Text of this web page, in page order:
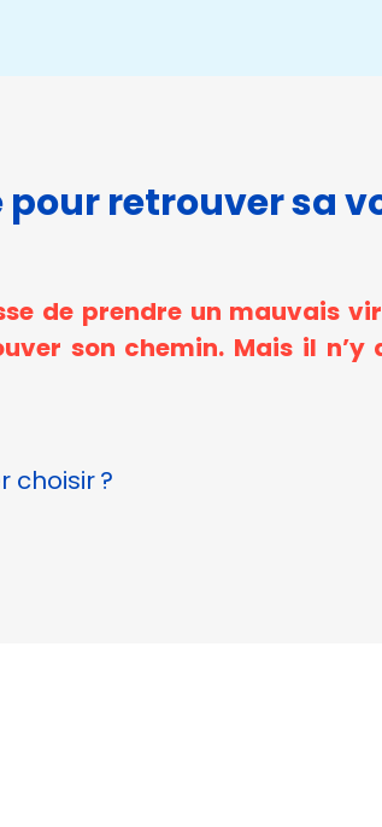
retrouver sa
de prendre un mauvais
son chemin. Mais il n’y
choisir ?